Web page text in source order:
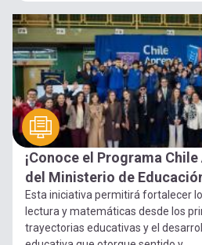
¡Conoce el Programa
del Ministerio de
Esta iniciativa permitirá fortalecer
lectura y matemáticas desde los
trayectorias educativas y el